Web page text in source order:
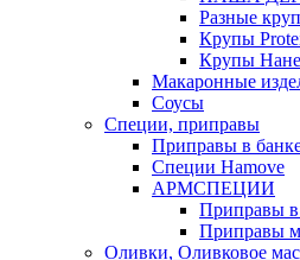
Разные
Крупы
Крупы Нане
Макаронные
Соусы
Специи, приправы
Приправы в
Специи Hamove
АРМСПЕЦИИ
Приправы в
Приправы
Оливки, Оливковое